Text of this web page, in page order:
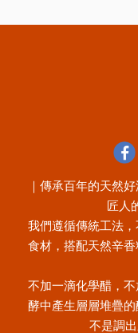
｜傳承百年的天然
匠人
我們遵循傳統工法
食材，搭配天然辛
不加一滴化學醋，
酵中產生層層堆疊
不是調